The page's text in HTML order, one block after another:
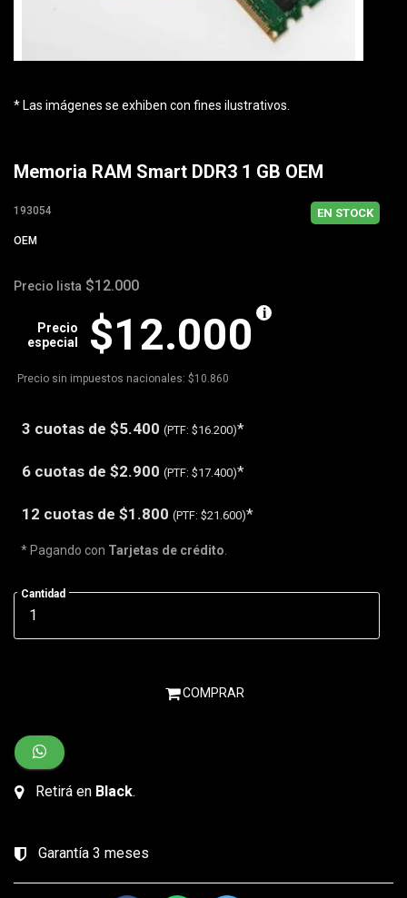
* Las imágenes se exhiben con fines ilustrativos.
Memoria RAM Smart DDR3 1 GB OEM
193054 EN STOCK
OEM
Precio lista $12.000
$12.000
Precio
especial
Precio sin impuestos nacionales: $10.860
3 cuotas de $5.400 (PTF: $16.200)*
6 cuotas de $2.900 (PTF: $17.400)*
12 cuotas de $1.800 (PTF: $21.600)*
* Pagando con Tarjetas de crédito
Cantidad
COMPRAR
Retirá en Black.
Garantía 3 meses